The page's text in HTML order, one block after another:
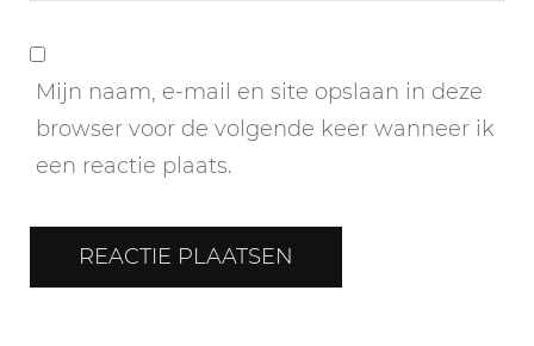
Mijn naam, e-mail en site opslaan in deze
browser voor de volgende keer wanneer ik
een reactie plaats.